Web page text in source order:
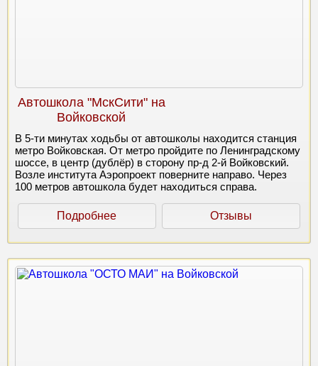
Автошкола "МскСити" на
Войковской
В 5-ти минутах ходьбы от автошколы находится станция
метро Войковская. От метро пройдите по Ленинградскому
шоссе, в центр (дублёр) в сторону пр-д 2-й Войковский.
Возле института Аэропроект поверните направо. Через
100 метров автошкола будет находиться справа.
Подробнее Отзывы